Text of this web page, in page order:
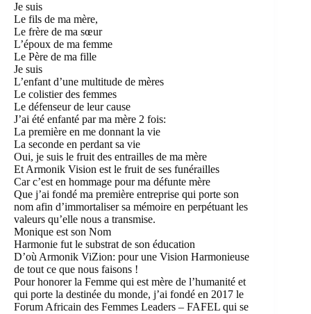
Je suis
Le fils de ma mère,
Le frère de ma sœur
L’époux de ma femme
Le Père de ma fille
Je suis
L’enfant d’une multitude de mères
Le colistier des femmes
Le défenseur de leur cause
J’ai été enfanté par ma mère 2 fois:
La première en me donnant la vie
La seconde en perdant sa vie
Oui, je suis le fruit des entrailles de ma mère
Et Armonik Vision est le fruit de ses funérailles
Car c’est en hommage pour ma défunte mère
Que j’ai fondé ma première entreprise qui porte son
nom afin d’immortaliser sa mémoire en perpétuant les
valeurs qu’elle nous a transmise.
Monique est son Nom
Harmonie fut le substrat de son éducation
D’où Armonik ViZion: pour une Vision Harmonieuse
de tout ce que nous faisons !
Pour honorer la Femme qui est mère de l’humanité et
qui porte la destinée du monde, j’ai fondé en 2017 le
Forum Africain des Femmes Leaders – FAFEL qui se